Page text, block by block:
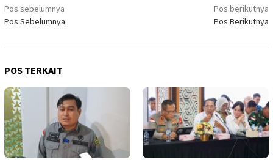
Navigasi
pos
Pos sebelumnya
Pos Sebelumnya
Pos berikutnya
Pos Berikutnya
POS TERKAIT